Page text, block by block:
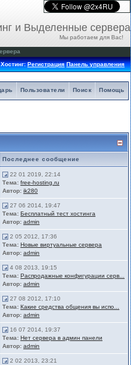
и Выделенные сервера
Мы работаем для Вас!
Регистрация Панель управления
Помощь
Поиск
Пользователи
Последнее сообщение
22 01 2019, 22:14
Тема: free-hosting.ru
Автор: ik280
27 06 2014, 19:47
Тема: Бесплатный тест хостинга
Автор: admin
2 05 2012, 17:36
Тема: Новые виртуальные сервера
Автор: admin
4 08 2013, 19:15
Тема: Распродажные конфигурации серв...
Автор: admin
27 08 2012, 17:10
Тема: Какие средства общения вы испо...
Автор: admin
16 07 2014, 19:37
Тема: Нет сервера в админ панели
Автор: admin
2 02 2013, 23:21